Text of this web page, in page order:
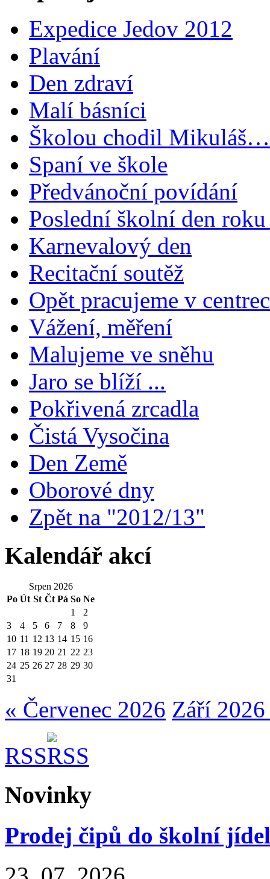
Expedice Jedov 2012
Plavání
Den zdraví
Malí básníci
Školou chodil Mikuláš…
Spaní ve škole
Předvánoční povídání
Poslední školní den
Karnevalový den
Recitační soutěž
Opět pracujeme v
Vážení, měření
Malujeme ve sněhu
Jaro se blíží ...
Pokřivená zrcadla
Čistá Vysočina
Den Země
Oborové dny
Zpět na "2012/13"
Kalendář akcí
Srpen 2026
Po Út St Čt Pá So Ne
1
2
3
4 5 6 7 8
9
10 11 12 13 14 15 16
17 18 19 20 21 22 23
24 25 26 27 28 29 30
31
« Červenec 2026 Září
RSS
Novinky
Prodej čipů do školní